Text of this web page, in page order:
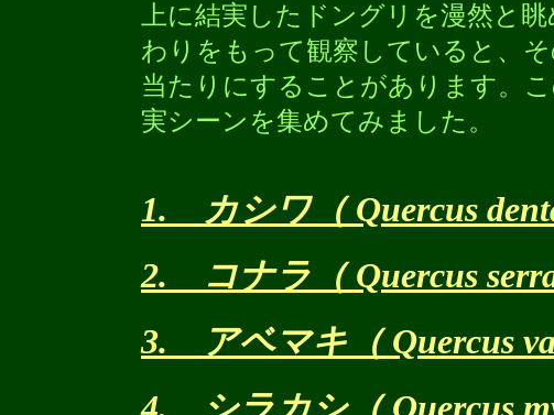
上に結実したドングリを漫然と
わりをもって観察していると、
当たりにすることがあります。
実シーンを集めてみました。
1. カシワ（ Quercus
2. コナラ（ Quercus
3. アベマキ（ Quercus